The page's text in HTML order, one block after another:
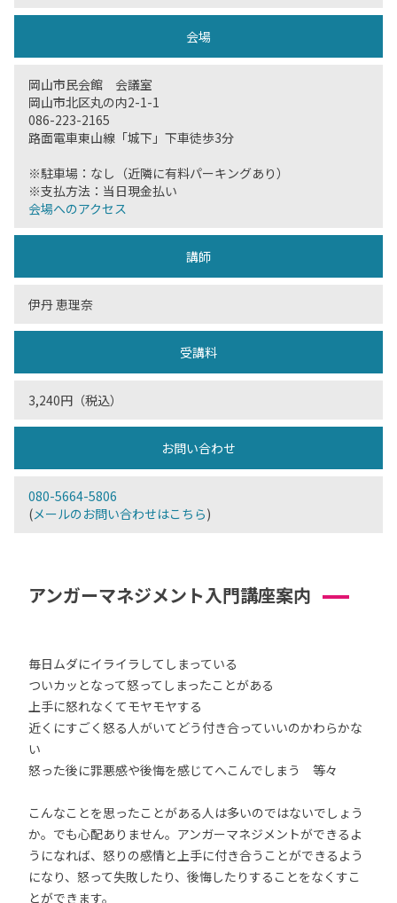
会場
岡山市民会館 会議室
岡山市北区丸の内2-1-1
086-223-2165
路面電車東山線「城下」下車徒歩3分
※駐車場：なし（近隣に有料パーキングあり）
※支払方法：当日現金払い
会場へのアクセス
講師
伊丹 恵理奈
受講料
3,240円（税込）
お問い合わせ
080-5664-5806
(メールのお問い合わせはこちら)
アンガーマネジメント入門講座案内
毎日ムダにイライラしてしまっている
ついカッとなって怒ってしまったことがある
上手に怒れなくてモヤモヤする
近くにすごく怒る人がいてどう付き合っていいのかわらかな
い
怒った後に罪悪感や後悔を感じてへこんでしまう 等々
こんなことを思ったことがある人は多いのではないでしょう
か。でも心配ありません。アンガーマネジメントができるよ
うになれば、怒りの感情と上手に付き合うことができるよう
になり、怒って失敗したり、後悔したりすることをなくすこ
とができます。